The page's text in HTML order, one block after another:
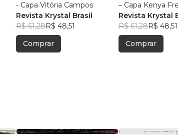
- Capa Vitória Campos
Revista Krystal Brasil
R$ 61,28R$ 48,51
Comprar
– Capa Kenya
Revista Krystal
R$ 61,28R$ 48,51
Comprar